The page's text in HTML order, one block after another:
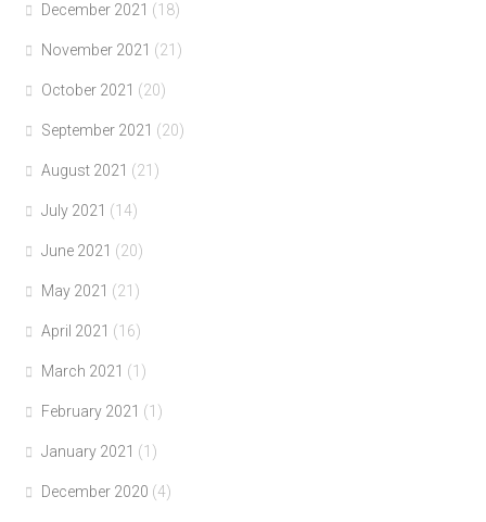
December 2021 (18)
November 2021 (21)
October 2021 (20)
September 2021 (20)
August 2021 (21)
July 2021 (14)
June 2021 (20)
May 2021 (21)
April 2021 (16)
March 2021 (1)
February 2021 (1)
January 2021 (1)
December 2020 (4)